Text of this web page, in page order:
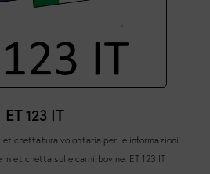
ET 123 IT
volontaria per le informazioni
etichetta sulle carni bovine: ET 123 IT